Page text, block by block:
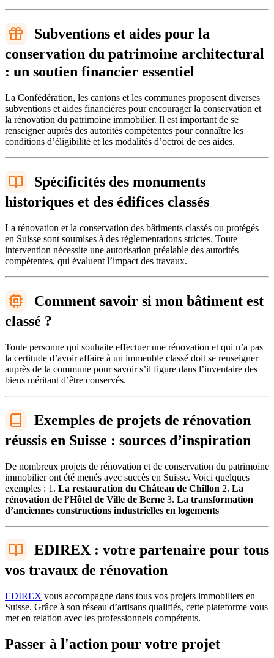
Subventions et aides pour la
conservation du patrimoine architectural
: un soutien financier essentiel
La Confédération, les cantons et les communes proposent diverses
subventions et aides financières pour encourager la conservation et
la rénovation du patrimoine immobilier. Il est important de se
renseigner auprès des autorités compétentes pour connaître les
conditions d’éligibilité et les modalités d’octroi de ces aides.
Spécificités des monuments
historiques et des édifices classés
La rénovation et la conservation des bâtiments classés ou protégés
en Suisse sont soumises à des réglementations strictes. Toute
intervention nécessite une autorisation préalable des autorités
compétentes, qui évaluent l’impact des travaux.
Comment savoir si mon bâtiment est
classé ?
Toute personne qui souhaite effectuer une rénovation et qui n’a pas
la certitude d’avoir affaire à un immeuble classé doit se renseigner
auprès de la commune pour savoir s’il figure dans l’inventaire des
biens méritant d’être conservés.
Exemples de projets de rénovation
réussis en Suisse : sources d’inspiration
De nombreux projets de rénovation et de conservation du patrimoine
immobilier ont été menés avec succès en Suisse. Voici quelques
exemples : 1. La restauration du Château de Chillon 2. La
rénovation de l’Hôtel de Ville de Berne 3. La transformation
d’anciennes constructions industrielles en logements
EDIREX : votre partenaire pour tous
vos travaux de rénovation
EDIREX vous accompagne dans tous vos projets immobiliers en
Suisse. Grâce à son réseau d’artisans qualifiés, cette plateforme vous
met en relation avec les professionnels compétents.
Passer à l'action pour votre projet